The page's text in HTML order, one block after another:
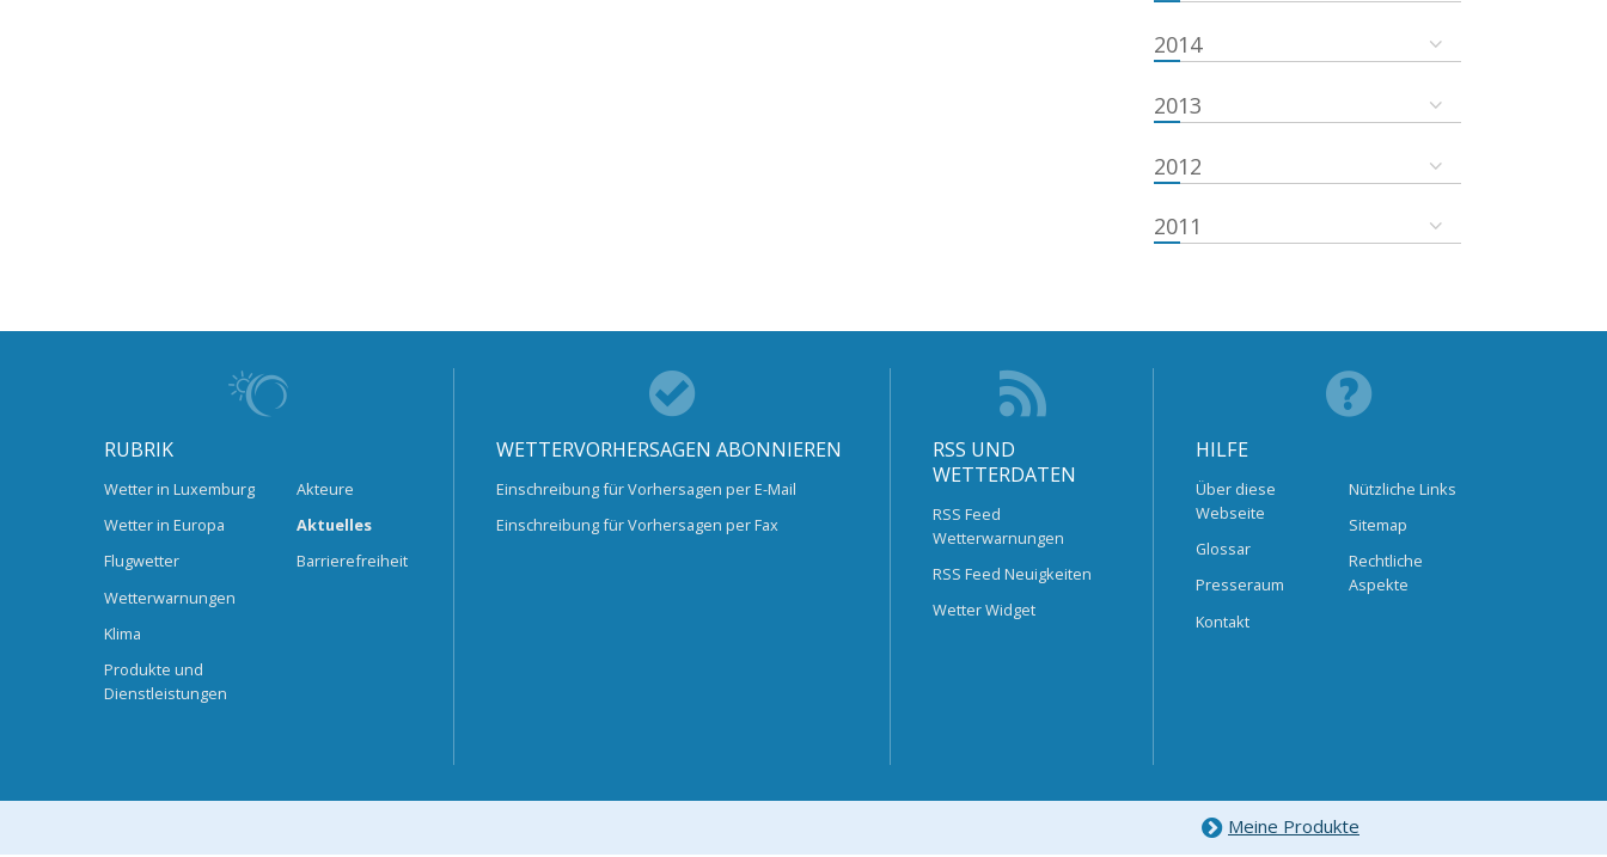
2014
2013
2012
2011
RUBRIK
Wetter in Luxemburg
Wetter in Europa
Flugwetter
Wetterwarnungen
Klima
Produkte und
Dienstleistungen
Akteure
Aktuelles
Barrierefreiheit
WETTERVORHERSAGEN ABONNIEREN
Einschreibung für Vorhersagen per E-Mail
Einschreibung für Vorhersagen per Fax
RSS UND
WETTERDATEN
RSS Feed
Wetterwarnungen
RSS Feed Neuigkeiten
Wetter Widget
HILFE
Über diese
Webseite
Glossar
Presseraum
Kontakt
Nützliche Links
Sitemap
Rechtliche
Aspekte
Meine Produkte